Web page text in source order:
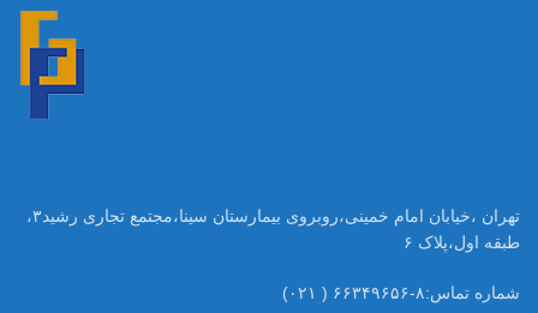
تهران ،خیابان امام خمینی،روبروی بیمارستان سینا،مجتمع تجاری رشید۳،
طبقه اول،پلاک ۶
شماره تماس:۸-۶۶۳۴۹۶۵۶ ( ۰۲۱)